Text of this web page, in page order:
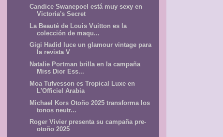
Candice Swanepoel está muy sexy en
Victoria's Secret
La Beauté de Louis Vuitton es la
colección de maqu...
Gigi Hadid luce un glamour vintage para
la revista V
Natalie Portman brilla en la campaña
Miss Dior Ess...
Moa Tufvesson es Tropical Luxe en
L'Officiel Arabia
Michael Kors Otoño 2025 transforma los
tonos neutr...
Roger Vivier presenta su campaña pre-
otoño 2025